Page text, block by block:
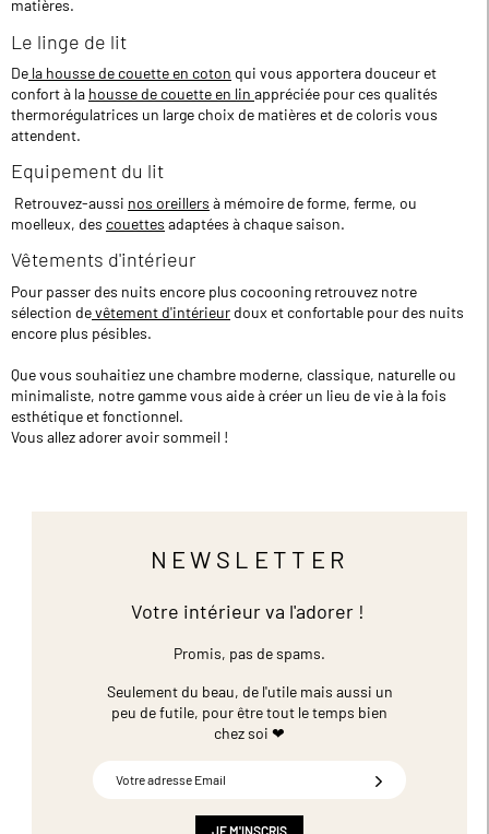
matières.
Le linge de lit
De la housse de couette en coton qui vous apportera douceur et
confort à la housse de couette en lin appréciée pour ces qualités
thermorégulatrices un large choix de matières et de coloris vous
attendent.
Equipement du lit
Retrouvez-aussi nos oreillers à mémoire de forme, ferme, ou
moelleux, des couettes adaptées à chaque saison.
Vêtements d'intérieur
Pour passer des nuits encore plus cocooning retrouvez notre
sélection devêtement d'intérieur doux et confortable pour des nuits
encore plus pésibles.
Que vous souhaitiez une chambre moderne, classique, naturelle ou
minimaliste, notre gamme vous aide à créer un lieu de vie à la fois
esthétique et fonctionnel.
Vous allez adorer avoir sommeil !
NEWSLETTER
Votre intérieur va l'adorer !
Promis, pas de spams.
Seulement du beau, de l'utile mais aussi un
peu de futile, pour être tout le temps bien
chez soi ❤
JE M'INSCRIS